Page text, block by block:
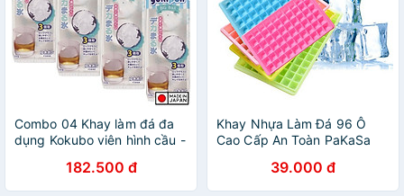
Combo 04 Khay làm đá đa
dụng Kokubo viên hình cầu -
182.500 đ
Khay Nhựa Làm Đá 96 Ô
Cao Cấp An Toàn PaKaSa
39.000 đ